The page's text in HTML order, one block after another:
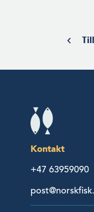
Kontakt
+47 63959090